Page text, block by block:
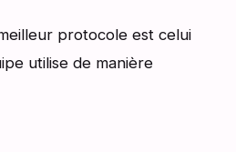
protocole est celui
utilise de manière